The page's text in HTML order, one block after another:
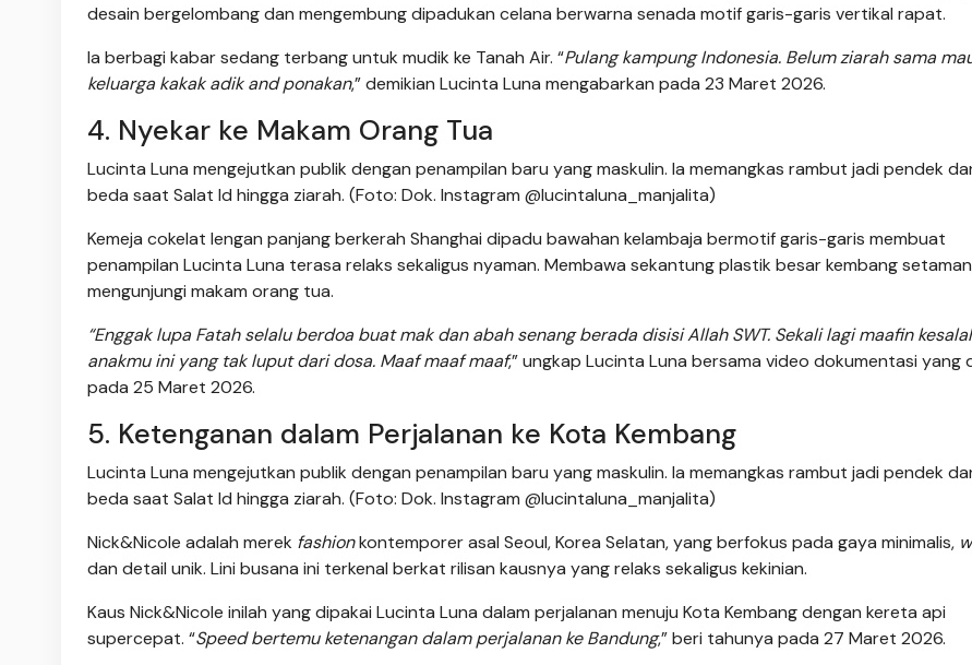
desain bergelombang dan mengembung dipadukan celana berwarna senada motif garis-garis vertikal rapat.
Ia berbagi kabar sedang terbang untuk mudik ke Tanah Air. “Pulang kampung Indonesia. Belum ziarah sama
keluarga kakak adik and ponakan,” demikian Lucinta Luna mengabarkan pada 23 Maret 2026.
4. Nyekar ke Makam Orang Tua
Lucinta Luna mengejutkan publik dengan penampilan baru yang maskulin. Ia memangkas rambut jadi pendek
beda saat Salat Id hingga ziarah. (Foto: Dok. Instagram @lucintaluna_manjalita)
Kemeja cokelat lengan panjang berkerah Shanghai dipadu bawahan kelambaja bermotif garis-garis membuat
penampilan Lucinta Luna terasa relaks sekaligus nyaman. Membawa sekantung plastik besar kembang
mengunjungi makam orang tua.
“Enggak lupa Fatah selalu berdoa buat mak dan abah senang berada disisi Allah SWT. Sekali lagi maafin
anakmu ini yang tak luput dari dosa. Maaf maaf maaf,” ungkap Lucinta Luna bersama video dokumentasi yang
pada 25 Maret 2026.
5. Ketenganan dalam Perjalanan ke Kota Kembang
Lucinta Luna mengejutkan publik dengan penampilan baru yang maskulin. Ia memangkas rambut jadi pendek
beda saat Salat Id hingga ziarah. (Foto: Dok. Instagram @lucintaluna_manjalita)
Nick&Nicole adalah merek fashionkontemporer asal Seoul, Korea Selatan, yang berfokus pada gaya minimalis,
dan detail unik. Lini busana ini terkenal berkat rilisan kausnya yang relaks sekaligus kekinian.
Kaus Nick&Nicole inilah yang dipakai Lucinta Luna dalam perjalanan menuju Kota Kembang dengan kereta api
supercepat. “Speed bertemu ketenangan dalam perjalanan ke Bandung,” beri tahunya pada 27 Maret 2026.